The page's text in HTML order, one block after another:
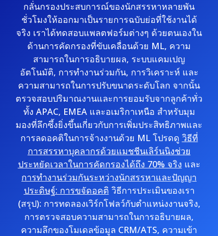
กลั่นกรองประสบการณ์ของนักสรรหาหลายพัน
ชั่วโมงให้ออกมาเป็นรายการฉบับย่อที่ใช้งานได้
จริง เราได้ทดสอบแพลตฟอร์มต่างๆ ด้วยตนเองใน
ด้านการคัดกรองที่ขับเคลื่อนด้วย ML, ความ
สามารถในการอธิบายผล, ระบบแคมเปญ
อัตโนมัติ, การทำงานร่วมกัน, การวิเคราะห์ และ
ความสามารถในการปรับขนาดระดับโลก จากนั้น
ตรวจสอบปริมาณงานและการยอมรับจากลูกค้าทั่ว
ทั้ง APAC, EMEA และอเมริกาเหนือ สำหรับมุม
มองที่ลึกซึ้งยิ่งขึ้นเกี่ยวกับการเพิ่มประสิทธิภาพและ
การลดอคติในการจ้างงานด้วย ML โปรดดู วิธีที่
การสรรหาบุคลากรด้วยแมชชีนเลิร์นนิงช่วย
ประหยัดเวลาในการคัดกรองได้ถึง 70% จริง และ
การทำงานร่วมกันระหว่างนักสรรหาและปัญญา
ประดิษฐ์: การขจัดอคติ วิธีการประเมินของเรา
(สรุป): การทดลองเวิร์กโฟลว์กับตำแหน่งงานจริง,
การตรวจสอบความสามารถในการอธิบายผล,
ความลึกของโมเดลข้อมูล CRM/ATS, ความเข้า